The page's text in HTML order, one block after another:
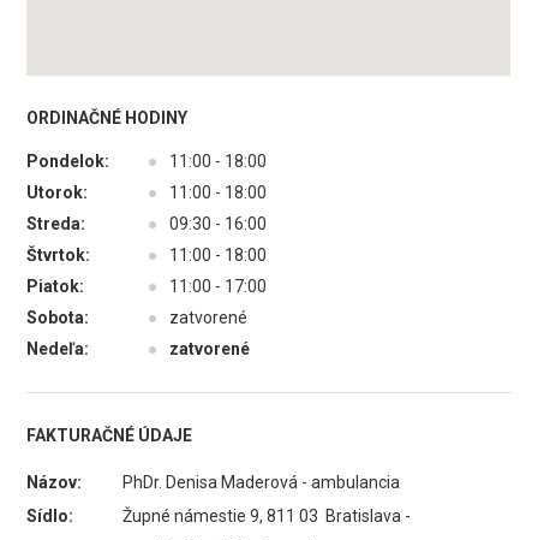
ORDINAČNÉ HODINY
Pondelok: ●
11:00 - 18:00
Utorok:
●
11:00 - 18:00
Streda:
●
09:30 - 16:00
Štvrtok:
●
11:00 - 18:00
Piatok:
●
11:00 - 17:00
Sobota:
●
zatvorené
Nedeľa:
● zatvorené
FAKTURAČNÉ ÚDAJE
Názov:
PhDr. Denisa Maderová - ambulancia
Sídlo:
Župné námestie 9, 811 03 Bratislava -